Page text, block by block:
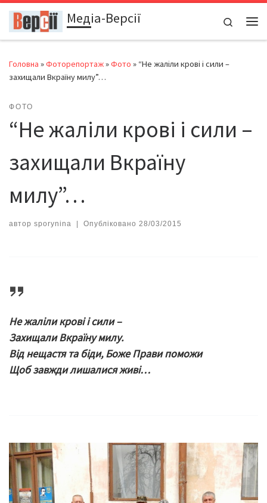
Перейти до вмістуМедіа-Версії
Search
Головна »Фоторепортаж»Фото » “Не жаліли крові і сили –
захищали Вкраїну милу”…
ФОТО
“Не жаліли крові і сили –
захищали Вкраїну
милу”…
автор sporynina | Опубліковано 28/03/2015
Не жаліли крові і сили –
Захищали Вкраїну милу.
Від нещастя та біди, Боже Прави поможи
Щоб завжди лишалися живі…